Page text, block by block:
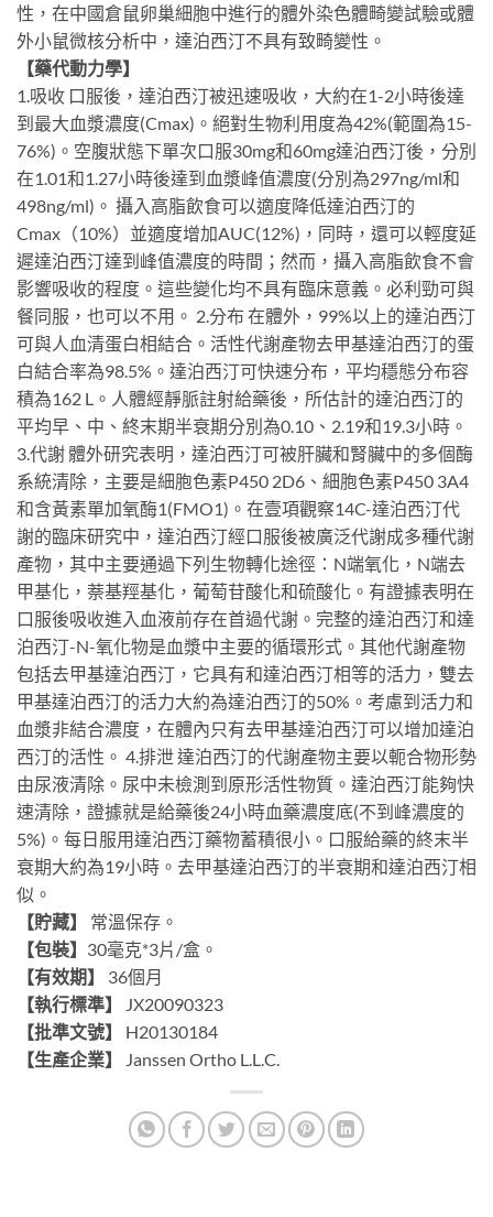
性，在中國倉鼠卵巢細胞中進行的體外染色體畸變試驗或體
外小鼠微核分析中，達泊西汀不具有致畸變性。
【藥代動力學】
1.吸收 口服後，達泊西汀被迅速吸收，大約在1-2小時後達
到最大血漿濃度(Cmax)。絕對生物利用度為42%(範圍為15-
76%)。空腹狀態下單次口服30mg和60mg達泊西汀後，分別
在1.01和1.27小時後達到血漿峰值濃度(分別為297ng/ml和
498ng/ml)。 攝入高脂飲食可以適度降低達泊西汀的
Cmax（10%）並適度增加AUC(12%)，同時，還可以輕度延
遲達泊西汀達到峰值濃度的時間；然而，攝入高脂飲食不會
影響吸收的程度。這些變化均不具有臨床意義。必利勁可與
餐同服，也可以不用。 2.分布 在體外，99%以上的達泊西汀
可與人血清蛋白相結合。活性代謝產物去甲基達泊西汀的蛋
白結合率為98.5%。達泊西汀可快速分布，平均穩態分布容
積為162 L。人體經靜脈註射給藥後，所估計的達泊西汀的
平均早、中、終末期半衰期分別為0.10、2.19和19.3小時。
3.代謝 體外研究表明，達泊西汀可被肝臟和腎臟中的多個酶
系統清除，主要是細胞色素P450 2D6、細胞色素P450 3A4
和含黃素單加氧酶1(FMO1)。在壹項觀察14C-達泊西汀代
謝的臨床研究中，達泊西汀經口服後被廣泛代謝成多種代謝
產物，其中主要通過下列生物轉化途徑：N端氧化，N端去
甲基化，萘基羥基化，葡萄苷酸化和硫酸化。有證據表明在
口服後吸收進入血液前存在首過代謝。完整的達泊西汀和達
泊西汀-N-氧化物是血漿中主要的循環形式。其他代謝產物
包括去甲基達泊西汀，它具有和達泊西汀相等的活力，雙去
甲基達泊西汀的活力大約為達泊西汀的50%。考慮到活力和
血漿非結合濃度，在體內只有去甲基達泊西汀可以增加達泊
西汀的活性。 4.排泄 達泊西汀的代謝產物主要以軛合物形勢
由尿液清除。尿中未檢測到原形活性物質。達泊西汀能夠快
速清除，證據就是給藥後24小時血藥濃度底(不到峰濃度的
5%)。每日服用達泊西汀藥物蓄積很小。口服給藥的終末半
衰期大約為19小時。去甲基達泊西汀的半衰期和達泊西汀相
似。
【貯藏】
常溫保存。
【包裝】 30毫克*3片/盒。
【有效期】
36個月
【執行標準】
JX20090323
【批準文號】
H20130184
【生產企業】
Janssen Ortho L.L.C.